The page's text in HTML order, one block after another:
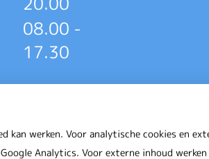
08.00 -
17.30
kan werken. Voor analytische cookies en
Analytics. Voor externe inhoud